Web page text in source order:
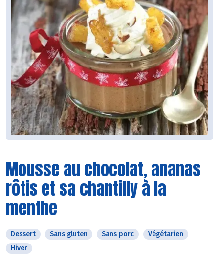
Mousse au chocolat, ananas
rôtis et sa chantilly à la
menthe
Dessert Sans gluten Sans porc
Végétarien
Hiver